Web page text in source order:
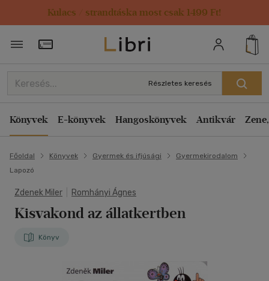
Kulacs / strandtáska most csak 1499 Ft!
Törzsvásárlói Kártya adatai
Részletes keresés
Könyvek E-könyvek Hangoskönyvek Antikvár
Főoldal Könyvek Gyermek és ifjúsági
Gyermekirodalom
Lapozó
Zdenek Miler Romhányi Ágnes
Kisvakond az állatkertben
Könyv